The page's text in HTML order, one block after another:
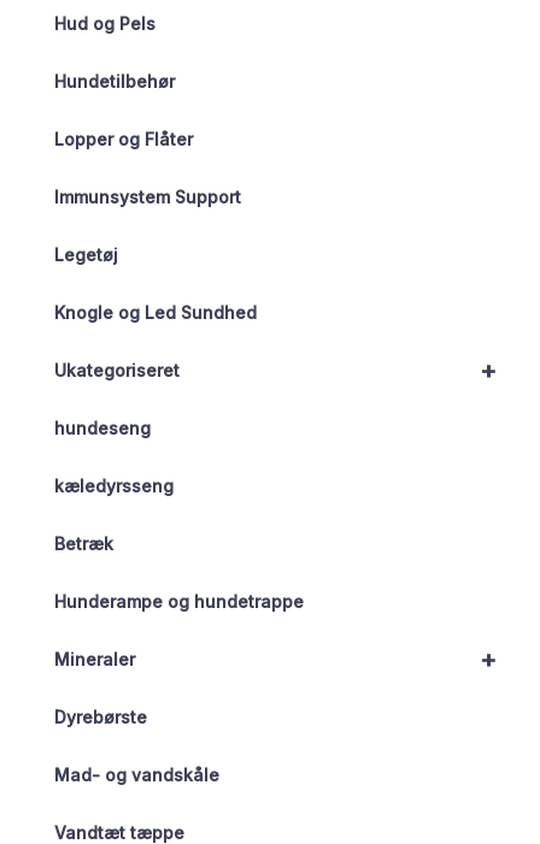
Hud og Pels
Hundetilbehør
Lopper og Flåter
Immunsystem Support
Legetøj
Knogle og Led Sundhed
+
Ukategoriseret
hundeseng
kæledyrsseng
Betræk
Hunderampe og hundetrappe
+
Mineraler
Dyrebørste
Mad- og vandskåle
Vandtæt tæppe